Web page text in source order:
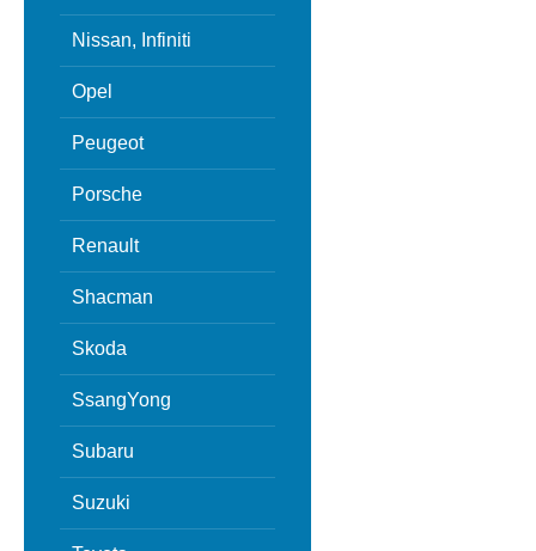
Nissan, Infiniti
Opel
Peugeot
Porsche
Renault
Shacman
Skoda
SsangYong
Subaru
Suzuki